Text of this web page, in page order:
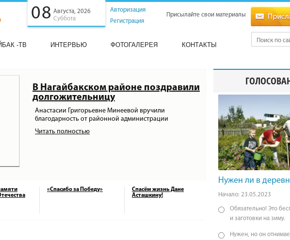
08 Августа, 2026
Суббота
Авторизация
Регистрация
Присылайте свои материалы
-ТВ ИНТЕРВЬЮ ФОТОГАЛЕРЕЯ КОНТАКТЫ
В Нагайбакском районе поздравили
долгожительницу
Анастасии Григорьевне Минеевой вручили
благодарность от районной администрации
Читать полностью
«Спасибо за Победу»
Спасём жизнь Дане
Асташкину!
Нужен ли в
Начало: 23.05.2023
Обязательно! Это
и заготовки на зиму.
Нужен, но он